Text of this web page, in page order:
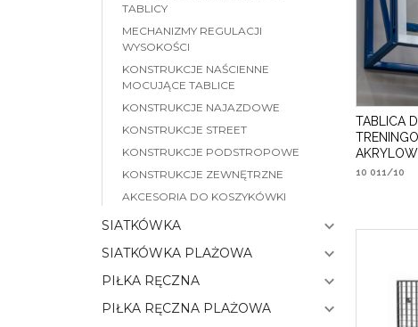
TABLICA
10 011/10
TABLICY
MECHANIZMY REGULACJI
WYSOKOŚCI
KONSTRUKCJE NAŚCIENNE
MOCUJĄCE TABLICE
KONSTRUKCJE NAJAZDOWE
KONSTRUKCJE STREET
KONSTRUKCJE PODSTROPOWE
KONSTRUKCJE ZEWNĘTRZNE
AKCESORIA DO KOSZYKÓWKI
SIATKÓWKA
SIATKÓWKA PLAŻOWA
PIŁKA RĘCZNA
PIŁKA RĘCZNA PLAŻOWA